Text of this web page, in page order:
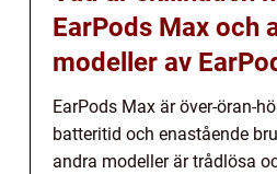
EarPods Max och
modeller av
EarPods Max är över-öran-
batteritid och enastående
andra modeller är trådlösa